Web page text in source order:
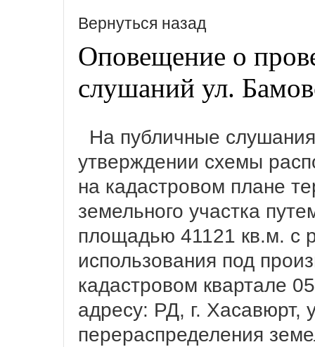
Вернуться назад
Оповещение о
слушаний ул.
На публичные
утверждении схемы
на кадастровом плане
земельного участка
площадью 41121 кв.м. с
использования под
кадастровом квартале
адресу: РД, г.
перераспределения